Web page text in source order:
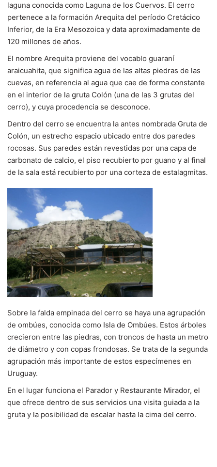
laguna conocida como Laguna de los Cuervos. El cerro
pertenece a la formación Arequita del período Cretácico
Inferior, de la Era Mesozoica y data aproximadamente de
120 millones de años.
El nombre Arequita proviene del vocablo guaraní
araicuahita, que significa agua de las altas piedras de las
cuevas, en referencia al agua que cae de forma constante
en el interior de la gruta Colón (una de las 3 grutas del
cerro), y cuya procedencia se desconoce.
Dentro del cerro se encuentra la antes nombrada Gruta de
Colón, un estrecho espacio ubicado entre dos paredes
rocosas. Sus paredes están revestidas por una capa de
carbonato de calcio, el piso recubierto por guano y al final
de la sala está recubierto por una corteza de estalagmitas.
Sobre la falda empinada del cerro se haya una agrupación
de ombúes, conocida como Isla de Ombúes. Estos árboles
crecieron entre las piedras, con troncos de hasta un metro
de diámetro y con copas frondosas. Se trata de la segunda
agrupación más importante de estos especímenes en
Uruguay.
En el lugar funciona el Parador y Restaurante Mirador, el
que ofrece dentro de sus servicios una visita guiada a la
gruta y la posibilidad de escalar hasta la cima del cerro.